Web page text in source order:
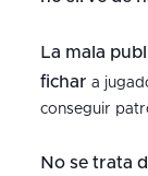
La mala
fichar a
conseguir
No se trata